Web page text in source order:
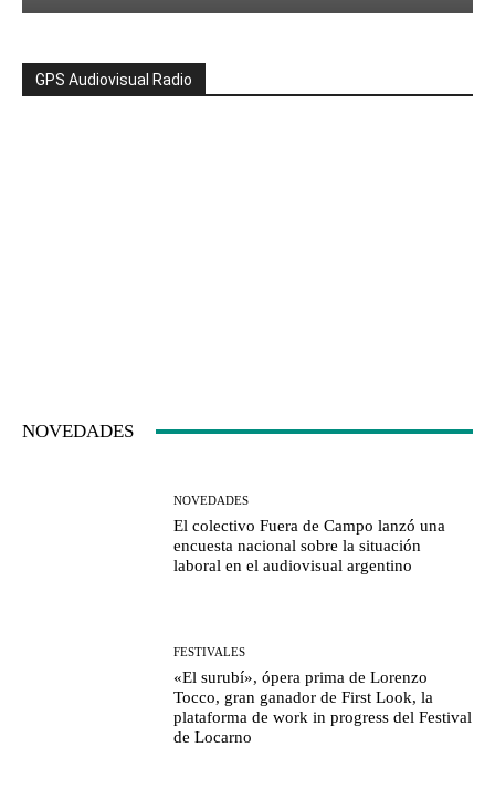
GPS Audiovisual Radio
NOVEDADES
NOVEDADES
El colectivo Fuera de Campo lanzó una
encuesta nacional sobre la situación
laboral en el audiovisual argentino
FESTIVALES
«El surubí», ópera prima de Lorenzo
Tocco, gran ganador de First Look, la
plataforma de work in progress del Festival
de Locarno